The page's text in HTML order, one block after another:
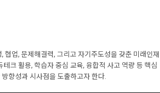
업, 문제해결력, 그리고 자기주도성을 갖춘 미래인재
크 활용, 학습자 중심 교육, 융합적 사고 역량 등 핵심
향성과 시사점을 도출하고자 한다.